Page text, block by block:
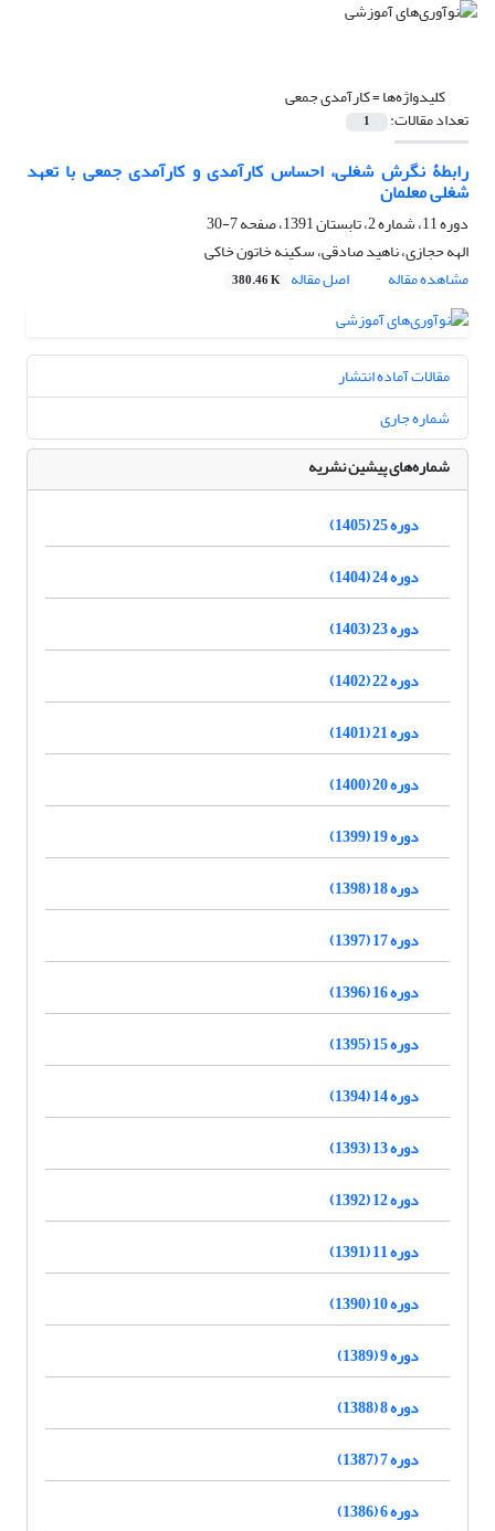
کلیدواژه‌ها =کارآمدی جمعی
تعداد مقالات: 1
رابطۀ نگرش شغلی، احساس کارآمدی و کارآمدی جمعی با تعهد
شغلی معلمان
دوره 11، شماره 2، تابستان 1391، صفحه
7-30
الهه حجازی، ناهید صادقی، سکینه خاتون خاکی
مشاهده مقاله
اصل مقاله 380.46 K
مقالات آماده انتشار
شماره جاری
شماره‌های پیشین نشریه
دوره 25 (1405)
دوره 24 (1404)
دوره 23 (1403)
دوره 22 (1402)
دوره 21 (1401)
دوره 20 (1400)
دوره 19 (1399)
دوره 18 (1398)
دوره 17 (1397)
دوره 16 (1396)
دوره 15 (1395)
دوره 14 (1394)
دوره 13 (1393)
دوره 12 (1392)
دوره 11 (1391)
دوره 10 (1390)
دوره 9 (1389)
دوره 8 (1388)
دوره 7 (1387)
دوره 6 (1386)